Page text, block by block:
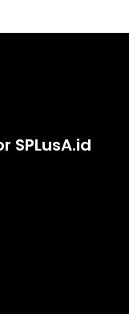
SPLusA.id